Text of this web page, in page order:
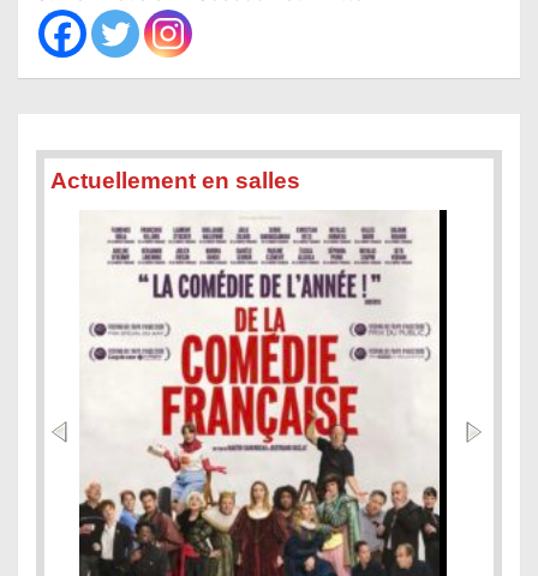
h
Actuellement en salles